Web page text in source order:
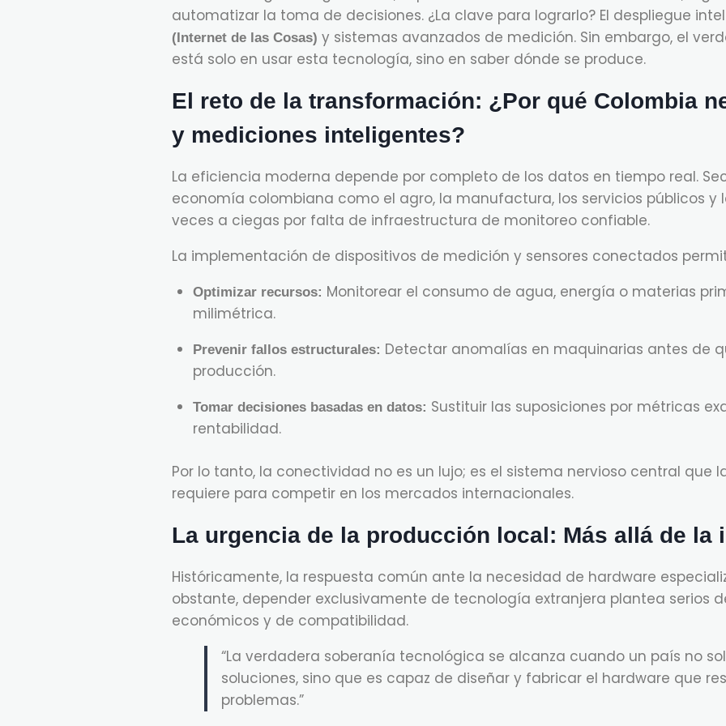
automatizar la toma de decisiones. ¿La clave para lograrlo? El despliegue
(Internet de las Cosas) y sistemas avanzados de medición. Sin embargo, el
está solo en usar esta tecnología, sino en saber dónde se produce.
El reto de la transformación: ¿Por qué Colombia
y mediciones inteligentes?
La eficiencia moderna depende por completo de los datos en tiempo real.
economía colombiana como el agro, la manufactura, los servicios públicos
veces a ciegas por falta de infraestructura de monitoreo confiable.
La implementación de dispositivos de medición y sensores conectados
Optimizar recursos: Monitorear el consumo de agua, energía o materias
milimétrica.
Prevenir fallos estructurales: Detectar anomalías en maquinarias antes de
producción.
Tomar decisiones basadas en datos: Sustituir las suposiciones por métricas
rentabilidad.
Por lo tanto, la conectividad no es un lujo; es el sistema nervioso central que
requiere para competir en los mercados internacionales.
La urgencia de la producción local: Más allá de la
Históricamente, la respuesta común ante la necesidad de hardware
obstante, depender exclusivamente de tecnología extranjera plantea serios
económicos y de compatibilidad.
“La verdadera soberanía tecnológica se alcanza cuando un país no
soluciones, sino que es capaz de diseñar y fabricar el hardware que
problemas.”